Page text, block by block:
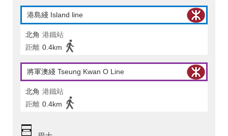
港島綫 Island line
北角 港鐵站
距離 0.4km
將軍澳綫 Tseung Kwan O Line
北角 港鐵站
距離 0.4km